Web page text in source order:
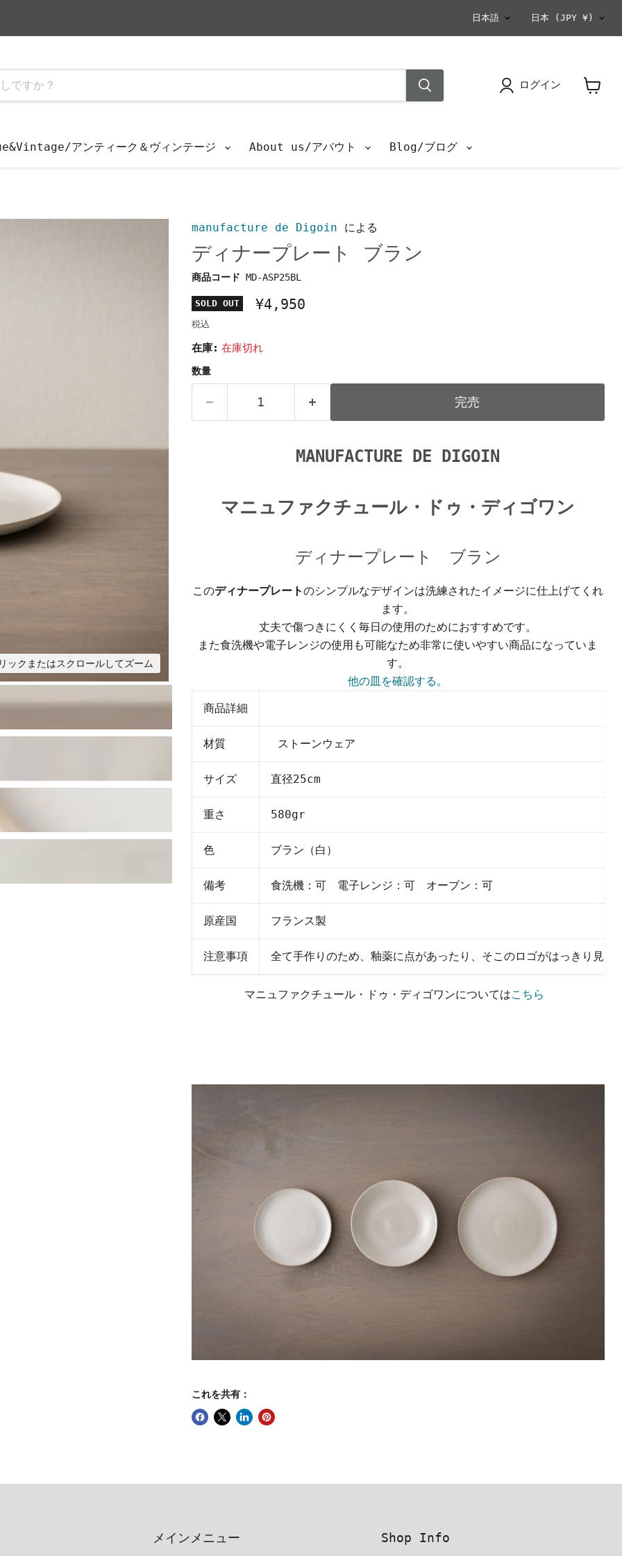
言
語
日本語 国
日本 (JPY ¥)
ログイン
アンティーク＆ヴィンテージ About us/アバウト Blog/ブログ
ックまたはスクロールしてズーム
manufacture de Digoin による
ディナープレート ブラン
商品コード MD-ASP25BL
SOLD OUT ¥4,950
税込
在庫: 在庫切れ
数量
完売
MANUFACTURE DE DIGOIN
マニュファクチュール・ドゥ・ディゴワン
ディナープレート ブラン
このディナープレートのシンプルなデザインは洗練されたイメージに仕上げてくれ
ます。
丈夫で傷つきにくく毎日の使用のためにおすすめです。
また食洗機や電子レンジの使用も可能なため非常に使いやすい商品になっていま
す。
他の皿を確認する。
商品詳細
材質 ストーンウェア
サイズ 直径25cm
重さ 580gr
色 ブラン（白）
備考 食洗機：可 電子レンジ：可 オーブン：可
原産国 フランス製
注意事項 全て手作りのため、釉薬に点があったり、そこのロゴがはっきり見
マニュファクチュール・ドゥ・ディゴワンについてはこちら
これを共有：
メインメニュー Shop Info